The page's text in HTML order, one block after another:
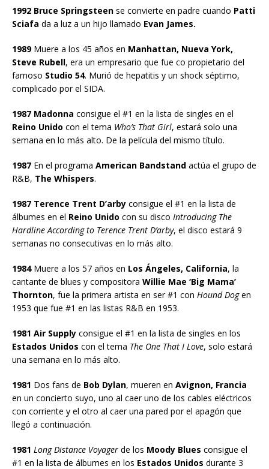
1992 Bruce Springsteen se convierte en padre cuando Patti
Sciafa da a luz a un hijo llamado Evan James.
1989Muere a los 45 años en Manhattan, Nueva York,
Steve Rubell, era un empresario que fue co propietario del
famoso Studio 54. Murió de hepatitis y un shock séptimo,
complicado por el SIDA.
1987 Madonna consigue el #1 en la lista de singles en el
Reino Unido con el tema Who’s That Girl, estará solo una
semana en lo más alto. De la película del mismo título.
1987 En el programa American Bandstand actúa el grupo de
R&B, The Whispers.
1987 Terence Trent D’arby consigue el #1 en la lista de
álbumes en el Reino Unido con su disco Introducing The
Hardline According to Terence Trent D’arby, el disco estará 9
semanas no consecutivas en lo más alto.
1984Muere a los 57 años en Los Ángeles, California, la
cantante de blues y compositora Willie Mae ‘Big Mama’
Thornton, fue la primera artista en ser #1 con Hound Dogen
1953 que fue #1 en las listas R&B en 1953.
1981 Air Supply consigue el #1 en la lista de singles en los
Estados Unidos con el tema The One That I Love, solo estará
una semana en lo más alto.
1981 Dos fans de Bob Dylan, mueren en Avignon, Francia
en un concierto suyo, uno al caer uno de los cables eléctricos
con corriente y el otro al caer una pared por el apagón que
llegó a continuación.
1981 Long Distance Voyager de los Moody Blues consigue el
#1 en la lista de álbumes en los Estados Unidos durante 3